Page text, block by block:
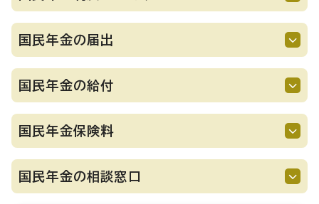
国民年金の届出
国民年金の給付
国民年金保険料
国民年金の相談窓口